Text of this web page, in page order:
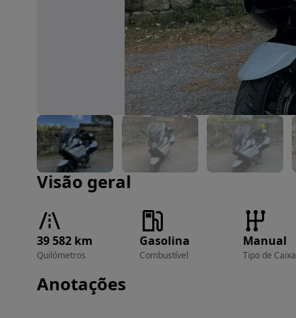
Imagem 1 de 41
Visão geral
39 582 km
Quilómetros
Gasolina
Combustível
Manual
Tipo de Caixa
Anotações